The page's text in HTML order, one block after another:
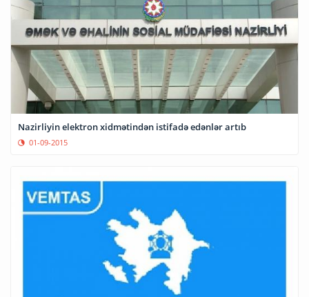
Nazirliyin elektron xidmətindən istifadə edənlər artıb
01-09-2015